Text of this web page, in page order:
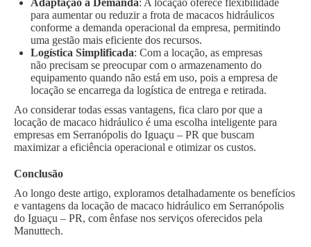
Adaptação à Demanda: A locação oferece flexibilidade
para aumentar ou reduzir a frota de macacos hidráulicos
conforme a demanda operacional da empresa, permitindo
uma gestão mais eficiente dos recursos.
Logística Simplificada: Com a locação, as empresas
não precisam se preocupar com o armazenamento do
equipamento quando não está em uso, pois a empresa de
locação se encarrega da logística de entrega e retirada.
Ao considerar todas essas vantagens, fica claro por que a
locação de macaco hidráulico é uma escolha inteligente para
empresas em Serranópolis do Iguaçu – PR que buscam
maximizar a eficiência operacional e otimizar os custos.
Conclusão
Ao longo deste artigo, exploramos detalhadamente os benefícios
e vantagens da locação de macaco hidráulico em Serranópolis
do Iguaçu – PR, com ênfase nos serviços oferecidos pela
Manuttech.